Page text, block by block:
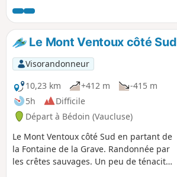
hêtraie de la face Nord au travers du
GR®9.
Le Mont Ventoux côté Sud
Visorandonneur
10,23 km
+412 m
-415 m
5h
Difficile
Départ à Bédoin (Vaucluse)
Le Mont Ventoux côté Sud en partant de
la Fontaine de la Grave. Randonnée par
les crêtes sauvages. Un peu de ténacité